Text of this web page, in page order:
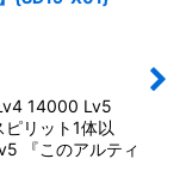
14000 Lv5
リット1体以
『このアルティ